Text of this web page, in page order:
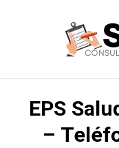
EPS
–